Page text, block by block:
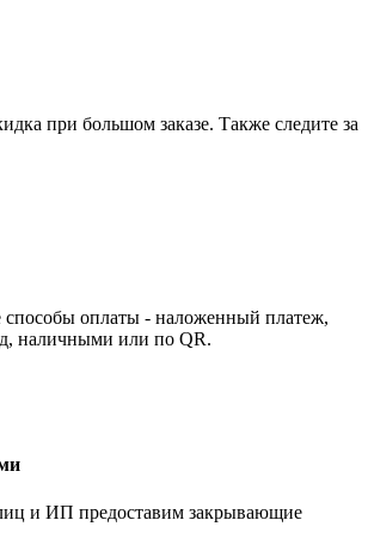
при большом заказе. Также следите за
оплаты - наложенный платеж,
наличными или по QR.
и ИП предоставим закрывающие